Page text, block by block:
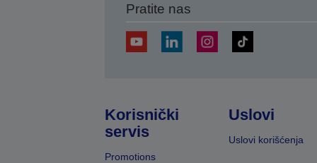
Pratite nas
Korisnički
servis
Promotions
Uslovi
Uslovi korišćenja